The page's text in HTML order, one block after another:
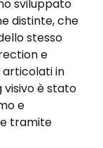
sviluppato
distinte, che
stesso
e
articolati in
è stato
e
tramite